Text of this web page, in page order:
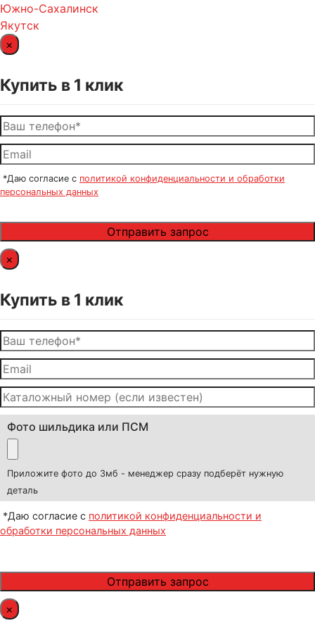
Южно-Сахалинск
Якутск
×
Купить в 1 клик
*Даю согласие с политикой конфиденциальности и обработки
персональных данных
×
Купить в 1 клик
Фото шильдика или ПСМ
Приложите фото до 3мб - менеджер сразу подберёт нужную
деталь
*Даю согласие с политикой конфиденциальности и
обработки персональных данных
×